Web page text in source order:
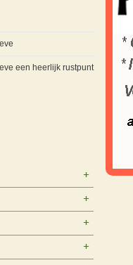
een heerlijk rustpunt